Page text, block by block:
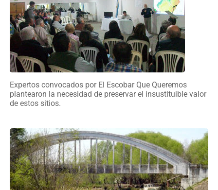
Expertos convocados por El Escobar Que Queremos
plantearon la necesidad de preservar el insustituible valor
de estos sitios.